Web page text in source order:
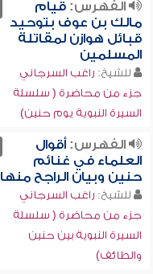
الفهرس:قيام
مالك بن عوف بتوحيد
قبائل هوازن لمقاتلة
المسلمين
للشيخ: راغب السرجاني
جزء من محاضرة ( سلسلة
السيرة النبوية يوم حنين)
الفهرس:أقوال
العلماء في غنائم
حنين وبيان الراجح منها
للشيخ: راغب السرجاني
جزء من محاضرة ( سلسلة
السيرة النبوية بين حنين
والطائف)